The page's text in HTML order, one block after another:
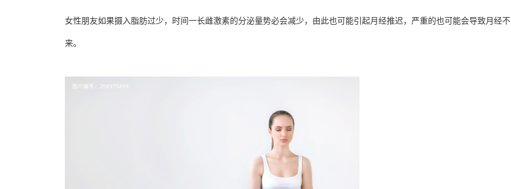
女性朋友如果摄入脂肪过少，时间一长雌激素的分泌量势必会减少，由此也可能引起月经推迟，严重的也可能会导致月经不
来。